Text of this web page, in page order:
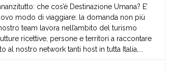
che cos’è Destinazione Umana? E’
modo di viaggiare: la domanda non più
team lavora nell’ambito del turismo
ricettive, persone e territori a raccontare
nostro network tanti host in tutta Italia,...